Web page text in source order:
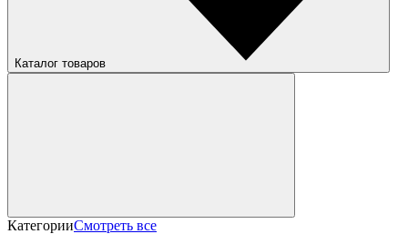
Каталог товаров
КатегорииСмотреть все